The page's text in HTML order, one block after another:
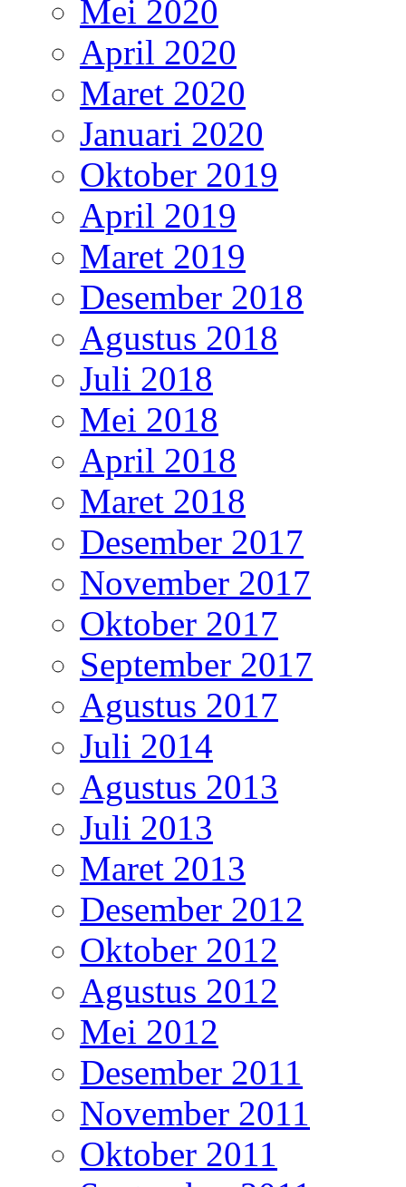
Mei 2020
April 2020
Maret 2020
Januari 2020
Oktober 2019
April 2019
Maret 2019
Desember 2018
Agustus 2018
Juli 2018
Mei 2018
April 2018
Maret 2018
Desember 2017
November 2017
Oktober 2017
September 2017
Agustus 2017
Juli 2014
Agustus 2013
Juli 2013
Maret 2013
Desember 2012
Oktober 2012
Agustus 2012
Mei 2012
Desember 2011
November 2011
Oktober 2011